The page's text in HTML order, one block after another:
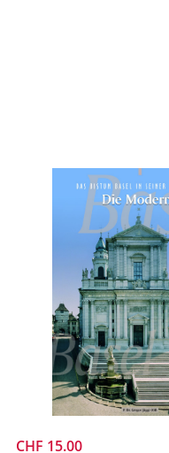
CHF 15.00